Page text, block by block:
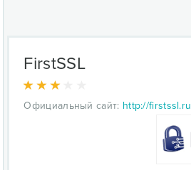
FirstSSL
Официальный сайт: http://firstssl.ru